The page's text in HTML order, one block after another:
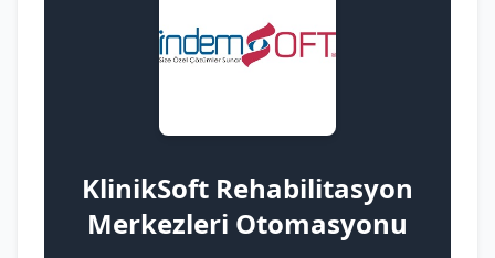
KlinikSoft Rehabilitasyon
Merkezleri Otomasyonu